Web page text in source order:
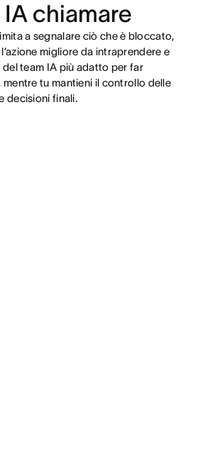
chiamare
a segnalare ciò che è bloccato,
migliore da intraprendere e
team IA più adatto per far
tu mantieni il controllo delle
decisioni finali.